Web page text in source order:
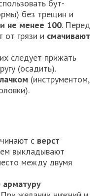
бут-
без трещин и
не менее 100. Перед
грязи и смачивают
следует прижать
(осадить).
(инструментом,
с верст
выкладывают
между двумя
арматуру